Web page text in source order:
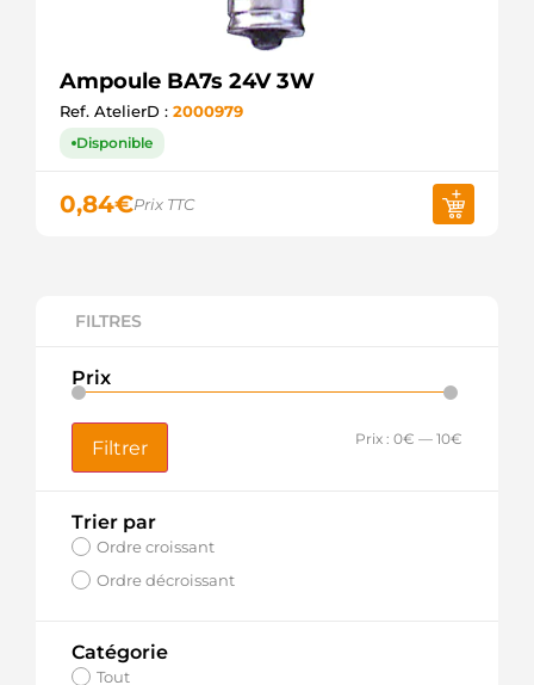
FILTRES
Prix
Filtrer Prix : 0€ — 10€
Trier par
Ordre croissant
Ordre décroissant
Catégorie
Tout
Ampoule BA7s 24V 3W
Ref. AtelierD : 2000979
Disponible
0,84€Prix TTC